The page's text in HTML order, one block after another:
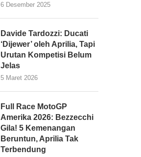
6 Desember 2025
Davide Tardozzi: Ducati
‘Dijewer’ oleh Aprilia, Tapi
Urutan Kompetisi Belum
Jelas
5 Maret 2026
Full Race MotoGP
Amerika 2026: Bezzecchi
Gila! 5 Kemenangan
Beruntun, Aprilia Tak
Terbendung